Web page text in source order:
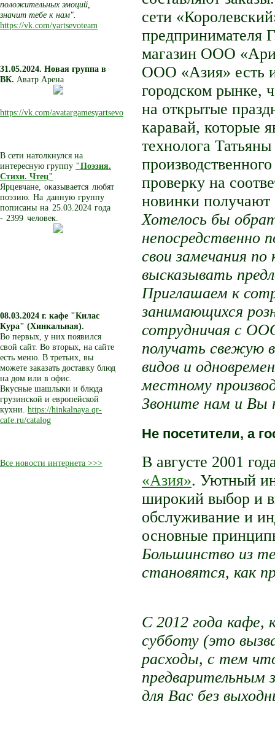
сети
предпринимателя
магазин ООО
ООО «Азия» есть
городском рынке,
на открытые
каравай, которые
технолога
проверку на
новинки
Хотелось бы
непосредственно
свои замечания по
высказывать
Приглашаем к
занимающихся
сотрудничая с
получать свежую
видов и
местному
Звоните нам и Вы
Не посетители, а
В августе 2001
«Азия». Уютный
широкий выбор и
обслуживание и
основные
Большинство из
становятся, как
С 2012 года кафе,
субботу (это
расходы, с тем
предварительным
для Вас без
положительных эмоций,
значит тебе к нам".
https://vk.com/yartsevoteam
31.05.2024. Новая группа в
ВК. Аватр Арена
https://vk.com/avatargamesyartsevo
В сети натолкнулся на
интересную группу "Поэзия.
Стихи. Чтец"
Ярцевчане, оказывается любят
поэзию. На данную группу
пописаны на 25.03.2024 года
- 2399 человек.
08.03.2024 г. кафе "Килас
Кура" (Хинкальная).
Во первых, у них появился
свой сайт. Во вторых, на сайте
есть меню. В третьих, вы
можете заказать доставку блюд
на дом или в офис.
Вкусные шашлыки и блюда
грузинской и европейской
кухни. https://hinkalnaya.qr-
cafe.ru/catalog
Все новости интернета >>>